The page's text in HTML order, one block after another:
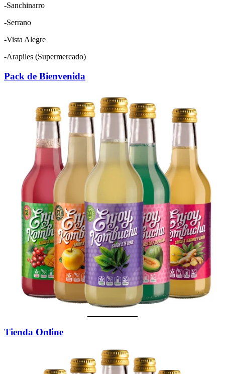
-Sanchinarro
-Serrano
-Vista Alegre
-Arapiles (Supermercado)
Pack de Bienvenida
Tienda Online